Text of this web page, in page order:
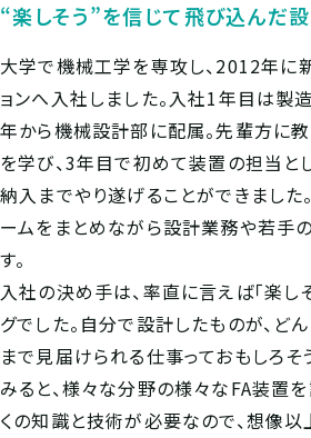
“楽しそう”を信じて飛び込んだ
大学で機械工学を専攻し、2012年に
ョンへ入社しました。入社1年目は製
年から機械設計部に配属。先輩方に
を学び、3年目で初めて装置の担当と
納入までやり遂げることができました
ームをまとめながら設計業務や若手
す。
入社の決め手は、率直に言えば「楽しそ
グでした。自分で設計したものが、ど
まで見届けられる仕事っておもしろそ
みると、様々な分野の様々なFA装置
くの知識と技術が必要なので、想像以